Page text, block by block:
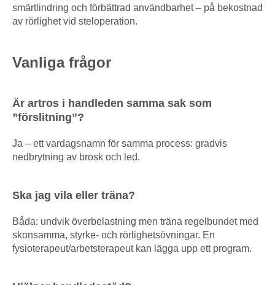
smärtlindring och förbättrad användbarhet – på bekostnad
av rörlighet vid steloperation.
Vanliga frågor
Är artros i handleden samma sak som
”förslitning”?
Ja – ett vardagsnamn för samma process: gradvis
nedbrytning av brosk och led.
Ska jag vila eller träna?
Båda: undvik överbelastning men träna regelbundet med
skonsamma, styrke- och rörlighetsövningar. En
fysioterapeut/arbetsterapeut kan lägga upp ett program.